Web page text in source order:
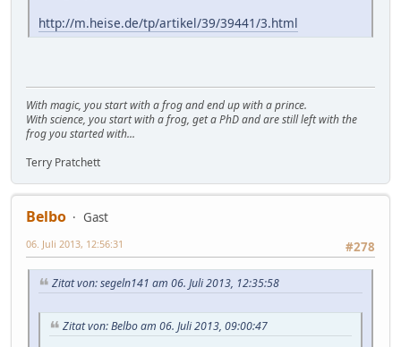
http://m.heise.de/tp/artikel/39/39441/3.html
With magic, you start with a frog and end up with a prince.
With science, you start with a frog, get a PhD and are still left with the
frog you started with...
Terry Pratchett
Belbo
Gast
#278
06. Juli 2013, 12:56:31
Zitat von: segeln141 am 06. Juli 2013, 12:35:58
Zitat von: Belbo am 06. Juli 2013, 09:00:47